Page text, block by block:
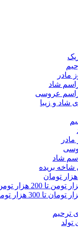
مادر
شاد
عروسی
شاد و زیبا
شاد
شاخه بریده
ترحیم